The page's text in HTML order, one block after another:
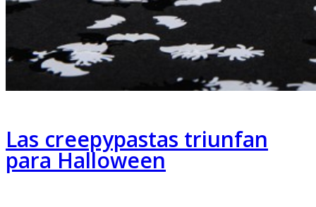
Las creepypastas triunfan
para Halloween